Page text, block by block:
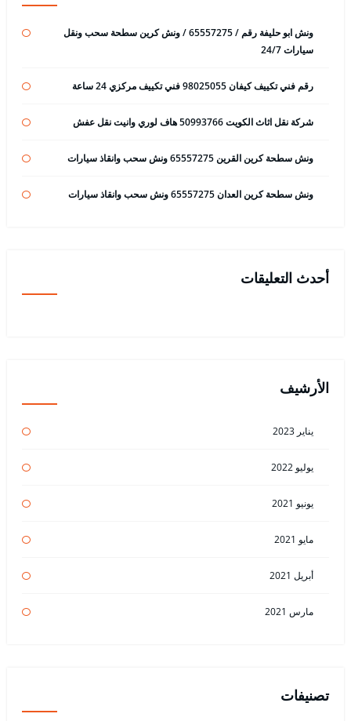
ونش ابو حليفة رقم / 65557275 / ونش كرين سطحة سحب ونقل
سيارات 24/7
رقم فني تكييف كيفان 98025055 فني تكييف مركزي 24 ساعة
شركة نقل اثاث الكويت 50993766 هاف لوري وانيت نقل عفش
ونش سطحة كرين القرين 65557275 ونش سحب وانقاذ سيارات
ونش سطحة كرين العدان 65557275 ونش سحب وانقاذ سيارات
أحدث التعليقات
الأرشيف
يناير 2023
يوليو 2022
يونيو 2021
مايو 2021
أبريل 2021
مارس 2021
تصنيفات